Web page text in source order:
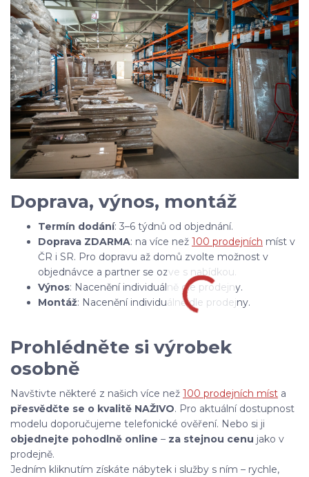
Doprava, výnos, montáž
Termín dodání: 3–6 týdnů od objednání.
Doprava ZDARMA: na více než 100 prodejních míst v
ČR i SR. Pro dopravu až domů zvolte možnost v
objednávce a partner se ozve s nabídkou.
Výnos: Nacenění individuálně dle prodejny.
Montáž: Nacenění individuálně dle prodejny.
Prohlédněte si výrobek
osobně
Navštivte některé z našich více než 100 prodejních míst a
přesvědčte se o kvalitě NAŽIVO. Pro aktuální dostupnost
modelu doporučujeme telefonické ověření. Nebo si ji
objednejte pohodlně online – za stejnou cenu jako v
prodejně.
Jedním kliknutím získáte nábytek i služby s ním – rychle,